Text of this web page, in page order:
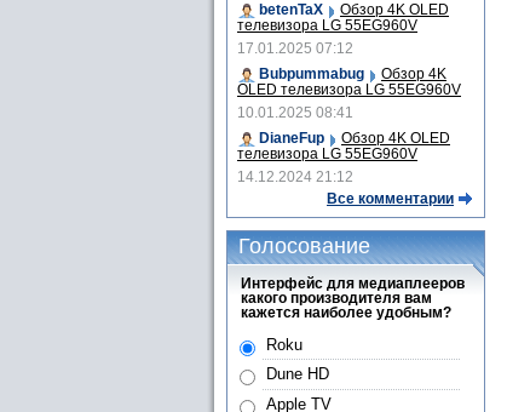
betenTaX
Обзор 4K OLED
телевизора LG 55EG960V
17.01.2025 07:12
Bubpummabug
Обзор 4K
OLED телевизора LG 55EG960V
10.01.2025 08:41
DianeFup
Обзор 4K OLED
телевизора LG 55EG960V
14.12.2024 21:12
Все комментарии
Голосование
Интерфейс для медиаплееров
какого производителя вам
кажется наиболее удобным?
Roku
Dune HD
Apple TV